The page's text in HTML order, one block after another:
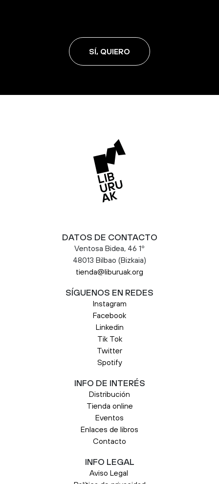
SÍ, QUIERO
DATOS DE CONTACTO
Ventosa Bidea, 46 1º
48013 Bilbao (Bizkaia)
tienda@liburuak.org
SÍGUENOS EN REDES
Instagram
Facebook
Linkedin
Tik Tok
Twitter
Spotify
INFO DE INTERÉS
Distribución
Tienda online
Eventos
Enlaces de libros
Contacto
INFO LEGAL
Aviso Legal